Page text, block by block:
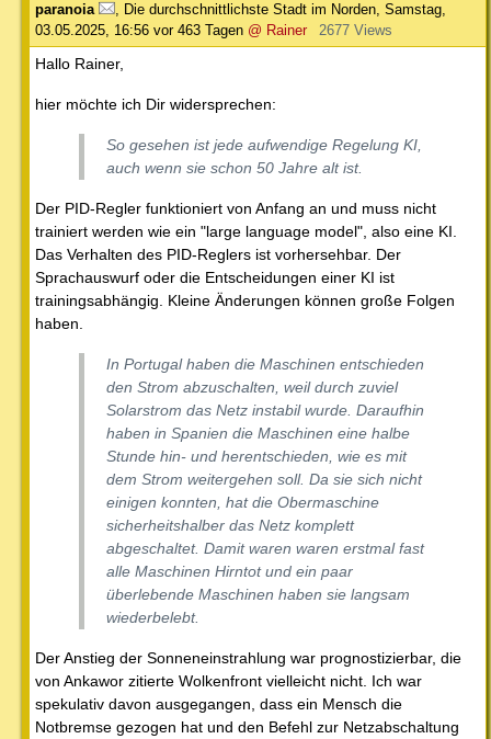
paranoia Die durchschnittlichste Stadt im Norden Samstag,
03.05.2025, 16:56 vor 463 Tagen @ Rainer 2677 Views
Hallo Rainer,
hier möchte ich Dir widersprechen:
So gesehen ist jede aufwendige Regelung KI,
auch wenn sie schon 50 Jahre alt ist.
Der PID-Regler funktioniert von Anfang an und muss nicht
trainiert werden wie ein "large language model", also eine KI.
Das Verhalten des PID-Reglers ist vorhersehbar. Der
Sprachauswurf oder die Entscheidungen einer KI ist
trainingsabhängig. Kleine Änderungen können große Folgen
haben.
In Portugal haben die Maschinen entschieden
den Strom abzuschalten, weil durch zuviel
Solarstrom das Netz instabil wurde. Daraufhin
haben in Spanien die Maschinen eine halbe
Stunde hin- und herentschieden, wie es mit
dem Strom weitergehen soll. Da sie sich nicht
einigen konnten, hat die Obermaschine
sicherheitshalber das Netz komplett
abgeschaltet. Damit waren waren erstmal fast
alle Maschinen Hirntot und ein paar
überlebende Maschinen haben sie langsam
wiederbelebt.
Der Anstieg der Sonneneinstrahlung war prognostizierbar, die
von Ankawor zitierte Wolkenfront vielleicht nicht. Ich war
spekulativ davon ausgegangen, dass ein Mensch die
Notbremse gezogen hat und den Befehl zur Netzabschaltung